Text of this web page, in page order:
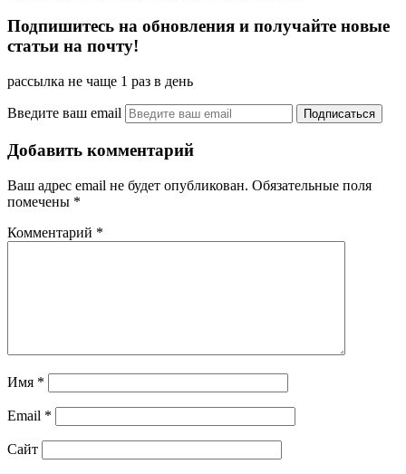
Подпишитесь на обновления и получайте новые
статьи на почту!
рассылка не чаще 1 раз в день
Введите ваш email
Добавить комментарий
Ваш адрес email не будет опубликован. Обязательные поля
помечены *
Комментарий *
Имя *
Email *
Сайт